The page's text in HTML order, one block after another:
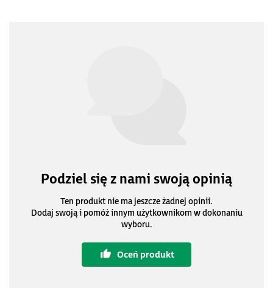
Podziel się z nami swoją opinią
Ten produkt nie ma jeszcze żadnej opinii.
Dodaj swoją i pomóż innym użytkownikom w dokonaniu
wyboru.
Oceń produkt